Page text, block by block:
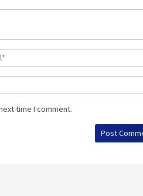
time I comment.